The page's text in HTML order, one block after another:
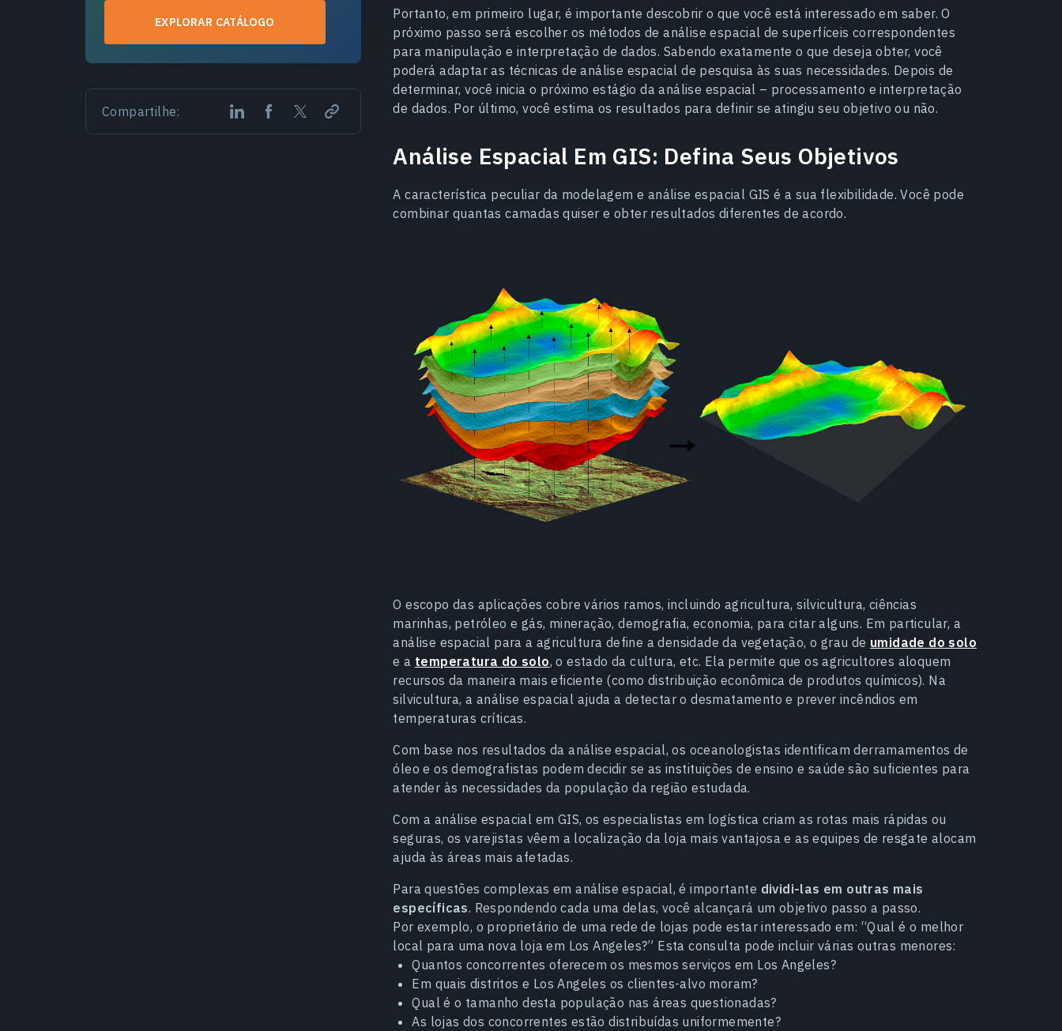
EXPLORAR CATÁLOGO
Compartilhe:
Portanto, em primeiro lugar, é importante descobrir o que você está interessado em saber. O
próximo passo será escolher os métodos de análise espacial de superfíceis correspondentes
para manipulação e interpretação de dados. Sabendo exatamente o que deseja obter, você
poderá adaptar as técnicas de análise espacial de pesquisa às suas necessidades. Depois de
determinar, você inicia o próximo estágio da análise espacial – processamento e interpretação
de dados. Por último, você estima os resultados para definir se atingiu seu objetivo ou não.
Análise Espacial Em GIS: Defina Seus Objetivos
A característica peculiar da modelagem e análise espacial GIS é a sua flexibilidade. Você pode
combinar quantas camadas quiser e obter resultados diferentes de acordo.
O escopo das aplicações cobre vários ramos, incluindo agricultura, silvicultura, ciências
marinhas, petróleo e gás, mineração, demografia, economia, para citar alguns. Em particular, a
análise espacial para a agricultura define a densidade da vegetação, o grau de umidade do solo
e a temperatura do solo, o estado da cultura, etc. Ela permite que os agricultores aloquem
recursos da maneira mais eficiente (como distribuição econômica de produtos químicos). Na
silvicultura, a análise espacial ajuda a detectar o desmatamento e prever incêndios em
temperaturas críticas.
Com base nos resultados da análise espacial, os oceanologistas identificam derramamentos de
óleo e os demografistas podem decidir se as instituições de ensino e saúde são suficientes para
atender às necessidades da população da região estudada.
Com a análise espacial em GIS, os especialistas em logística criam as rotas mais rápidas ou
seguras, os varejistas vêem a localização da loja mais vantajosa e as equipes de resgate alocam
ajuda às áreas mais afetadas.
Para questões complexas em análise espacial, é importante dividi-las em outras mais
específicas. Respondendo cada uma delas, você alcançará um objetivo passo a passo.
Por exemplo, o proprietário de uma rede de lojas pode estar interessado em: “Qual é o melhor
local para uma nova loja em Los Angeles?” Esta consulta pode incluir várias outras menores:
Quantos concorrentes oferecem os mesmos serviços em Los Angeles?
Em quais distritos e Los Angeles os clientes-alvo moram?
Qual é o tamanho desta população nas áreas questionadas?
As lojas dos concorrentes estão distribuídas uniformemente?